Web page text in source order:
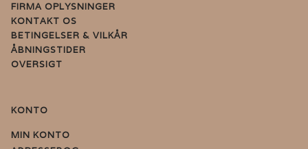
FIRMA OPLYSNINGER
KONTAKT OS
BETINGELSER & VILKÅR
ÅBNINGSTIDER
OVERSIGT
KONTO
MIN KONTO